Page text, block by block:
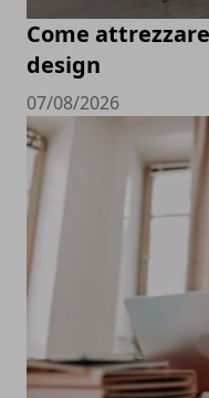
Come
design
07/08/2026